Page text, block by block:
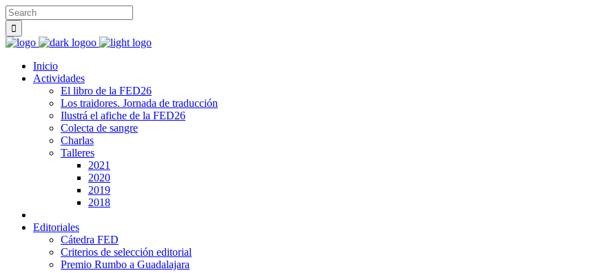
Inicio
Actividades
El libro de la FED26
Los traidores. Jornada de traducción
Ilustrá el afiche de la FED26
Colecta de sangre
Charlas
Talleres
2021
2020
2019
2018
Editoriales
Cátedra FED
Criterios de selección editorial
Premio Rumbo a Guadalajara